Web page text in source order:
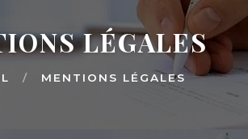
LÉGALES
/ MENTIONS LÉGALES